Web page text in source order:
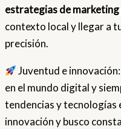
estrategias de
contexto local y llegar a
precisión.
Juventud e
en el mundo digital y
tendencias y tecnologías
innovación y busco